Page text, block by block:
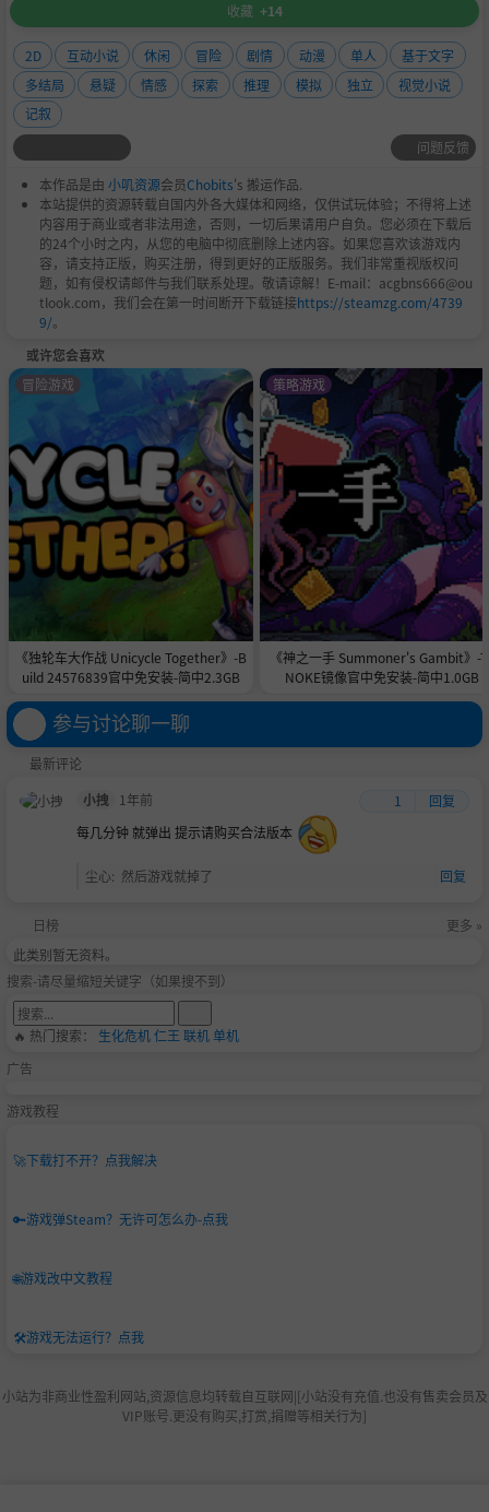
顾有光
主角的叔叔，戏团团长。
看似吊儿郎当，实则为人靠谱。
江湖气息很重。
收藏 +14
2D 互动小说 休闲 冒险 剧情 动漫 单人
基于文字
多结局
悬疑 情感 探索 推理 模拟 独立
视觉小说
记叙
问题反馈
本作品是由 小叽资源会员Chobits's 搬运作品.
本站提供的资源转载自国内外各大媒体和网络，仅供试玩体验；不得将上述
内容用于商业或者非法用途，否则，一切后果请用户自负。您必须在下载后
的24个小时之内，从您的电脑中彻底删除上述内容。如果您喜欢该游戏内
容，请支持正版，购买注册，得到更好的正版服务。我们非常重视版权问
题，如有侵权请邮件与我们联系处理。敬请谅解！E-mail：acgbns666@ou
tlook.com，我们会在第一时间断开下载链接https://steamzg.com/4739
9/。
或许您会喜欢
《独轮车大作战 Unicycle Together》-B
uild 24576839官中免安装-简中2.3GB
冒险游戏
《神之一手 Summoner's Gambit》-
NOKE镜像官中免安装-简中1.0GB
策略游戏
参与讨论聊一聊
最新评论
小拽
1年前 1
回复
每几分钟 就弹出 提示请购买合法版本
尘心: 然后游戏就掉了 回复
日榜
更多 »
此类别暂无资料。
搜索-请尽量缩短关键字（如果搜不到）
🔥 热门搜索： 生化危机仁王 联机单机
广告
游戏教程
🚀下载打不开？点我解决
🔑游戏弹Steam？无许可怎么办-点我
🌐游戏改中文教程
🛠️游戏无法运行？点我
小站为非商业性盈利网站,资源信息均转载自互联网|[小站没有充值.也没有售卖会员及
VIP账号.更没有购买,打赏,捐赠等相关行为]